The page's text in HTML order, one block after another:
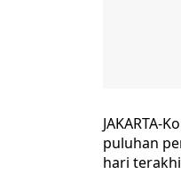
JAKARTA-
puluhan
hari